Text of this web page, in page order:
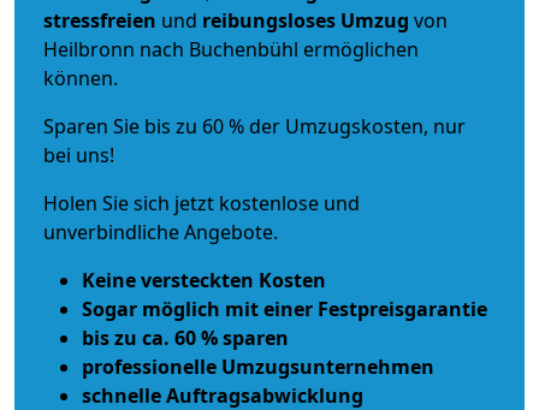
stressfreien und reibungsloses Umzug von
Heilbronn nach Buchenbühl ermöglichen
können.
Sparen Sie bis zu 60 % der Umzugskosten, nur
bei uns!
Holen Sie sich jetzt kostenlose und
unverbindliche Angebote.
Keine versteckten Kosten
Sogar möglich mit einer Festpreisgarantie
bis zu ca. 60 % sparen
professionelle Umzugsunternehmen
schnelle Auftragsabwicklung